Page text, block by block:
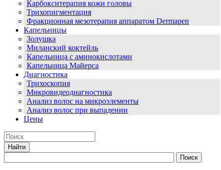
Карбокситерапия кожи головы
Трихопигментация
Фракционная мезотерапия аппаратом Dermapen
Капельницы
Золушка
Миланский коктейль
Капельница с аминокислотами
Капельница Майерса
Диагностика
Трихоскопия
Микровидеодиагностика
Анализ волос на микроэлементы
Анализ волос при выпадении
Цены